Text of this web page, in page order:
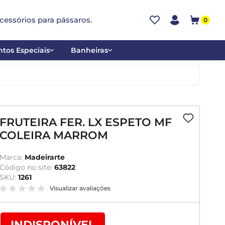
para pássaros. 0
Especiais Banheiras
Plástica
FRUTEIRA FER. LX ESPETO MF
COLEIRA MARROM
Marca: Madeirarte
Código no site: 63822
SKU: 1261
Visualizar avaliações